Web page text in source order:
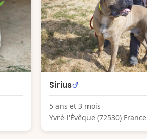
Sirius
5 ans et 3 mois
Yvré-l'Évêque (72530) France